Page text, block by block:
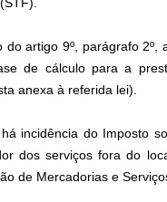
artigo 9º, parágrafo
de cálculo para a
anexa à referida lei).
incidência do Imposto
dos serviços fora do
de Mercadorias e